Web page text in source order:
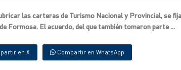
las carteras de Turismo Nacional y Provincial, se
Formosa. El acuerdo, del que también tomaron parte ...
en X Compartir en WhatsApp